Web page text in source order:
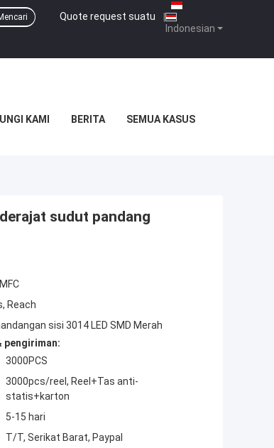
Indonesian
Quote request suatu |
KAMI BERITA SEMUA KASUS
sudut pandang
Reach
sisi 3014 LED SMD Merah
pengiriman:
3000PCS
3000pcs/reel, Reel+Tas anti-
statis+karton
5-15 hari
T/T, Serikat Barat, Paypal